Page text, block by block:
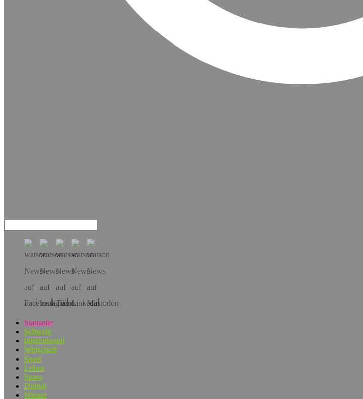
Hol dir die App!
Startseite
Schweiz
International
Wirtschaft
Sport
Leben
Spass
Digital
Wissen